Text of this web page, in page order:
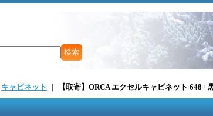
キャビネット ｜ 【取寄】ORCA エクセルキャビネット 648+